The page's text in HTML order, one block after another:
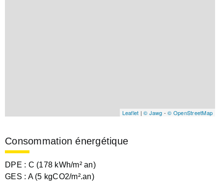
Leaflet | © Jawg -© OpenStreetMap
Consommation énergétique
DPE : C (178 kWh/m² an)
GES : A (5 kgCO2/m².an)